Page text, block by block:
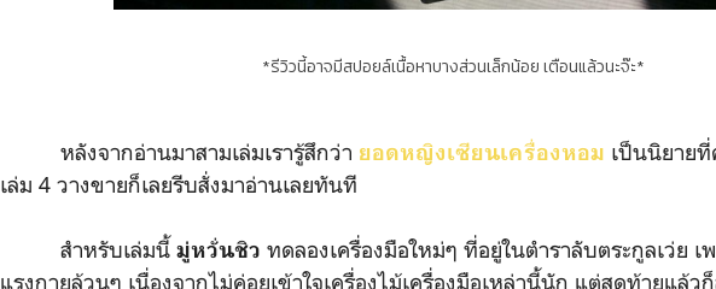
*รีวิวนี้อาจมีสปอยล์เนื้อหาบางส่วนเล็กน้อย เตือนแล้วนะจ๊ะ*
หลังจากอ่านมาสามเล่มเรารู้สึกว่า ยอดหญิงเซียนเครื่องหอม เป็นนิยาย
เล่ม 4 วางขายก็เลยรีบสั่งมาอ่านเลยทันที
สำหรับเล่มนี้ มู่หวั่นชิว ทดลองเครื่องมือใหม่ๆ ที่อยู่ในตำราลับตระกูลเว่ย เ
แรงกายล้วนๆ เนื่องจากไม่ค่อยเข้าใจเครื่องไม้เครื่องมือเหล่านี้นัก แต่สุดท้ายแล้ว